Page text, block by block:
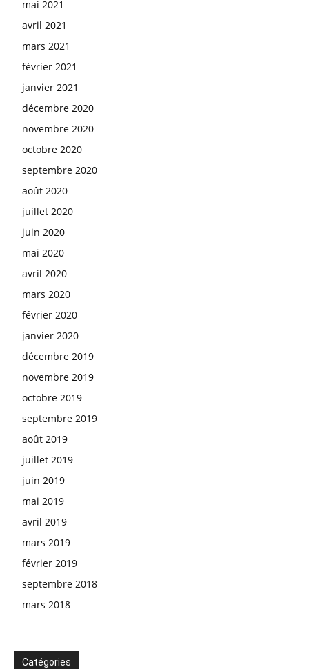
mai 2021
avril 2021
mars 2021
février 2021
janvier 2021
décembre 2020
novembre 2020
octobre 2020
septembre 2020
août 2020
juillet 2020
juin 2020
mai 2020
avril 2020
mars 2020
février 2020
janvier 2020
décembre 2019
novembre 2019
octobre 2019
septembre 2019
août 2019
juillet 2019
juin 2019
mai 2019
avril 2019
mars 2019
février 2019
septembre 2018
mars 2018
Catégories